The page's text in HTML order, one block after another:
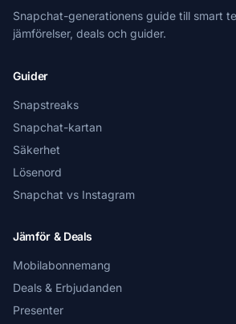
Snapchat-generationens guide till smart
jämförelser, deals och guider.
Guider
Snapstreaks
Snapchat-kartan
Säkerhet
Lösenord
Snapchat vs Instagram
Jämför & Deals
Mobilabonnemang
Deals & Erbjudanden
Presenter